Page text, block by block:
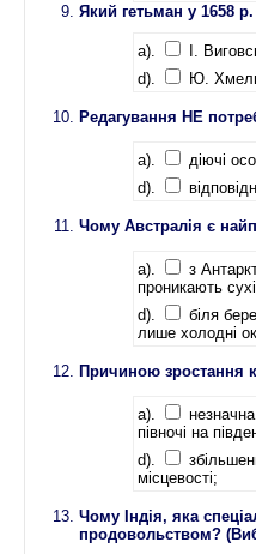
Який гетьман у 1658
a). І.
d).
Ю.
Редагування НЕ
a). діючі
d).
Чому Австралія є
a).
з
проникають
d).
біля
лише холодні
Причиною зростання
a).
незначна
півночі на
d).
місцевості;
Чому Індія, яка
продовольством?